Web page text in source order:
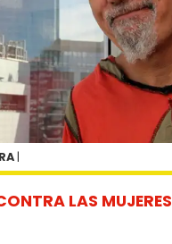
LAS MUJERES
|